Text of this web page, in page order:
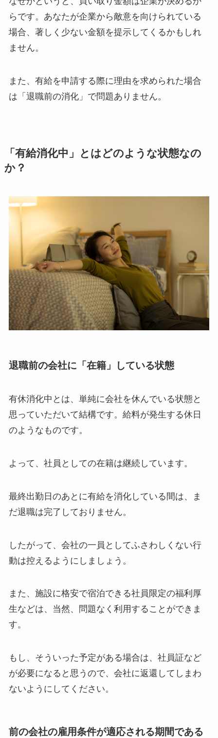
らです。あなたが企業から敵意を向けられている
場合、著しく少ない金額を提示してくるかもしれ
ません。
また、有給を申請する際に理由を求められた場合
は「退職前の消化」で問題ありません。
「有給消化中」とはどのような状態なの
か？
退職前の会社に「在籍」している状態
有休消化中とは、単純に会社を休んでいる状態と
思っていただいて結構です。給料が発生する休日
のようなものです。
よって、社員としての在籍は継続しています。
最終出勤日のあとに有給を消化している間は、ま
だ退職は完了しておりません。
したがって、会社の一員としてふさわしくない行
動は控えるようにしましょう。
また、施設に格安で宿泊できる社員限定の福利厚
生などは、当然、問題なく利用することができま
す。
もし、そういった予定がある場合は、社員証など
が必要になると思うので、会社に返還してしまわ
ないようにしてください。
前の会社の雇用条件が適応される期間である